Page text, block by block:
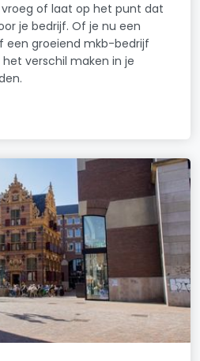
of laat op het punt dat
je bedrijf. Of je nu een
een groeiend mkb-bedrijf
verschil maken in je